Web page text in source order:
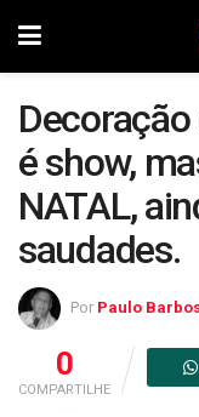
é show,
NATAL,
saudades.
Por Paulo
0
COMPARTILHE